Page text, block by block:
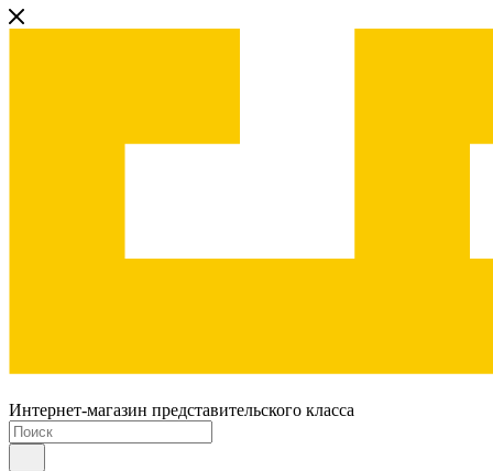
Интернет-магазин представительского класса